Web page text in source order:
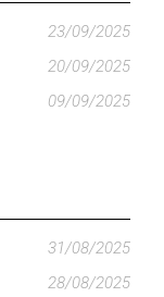
23/09/2025
20/09/2025
09/09/2025
31/08/2025
28/08/2025